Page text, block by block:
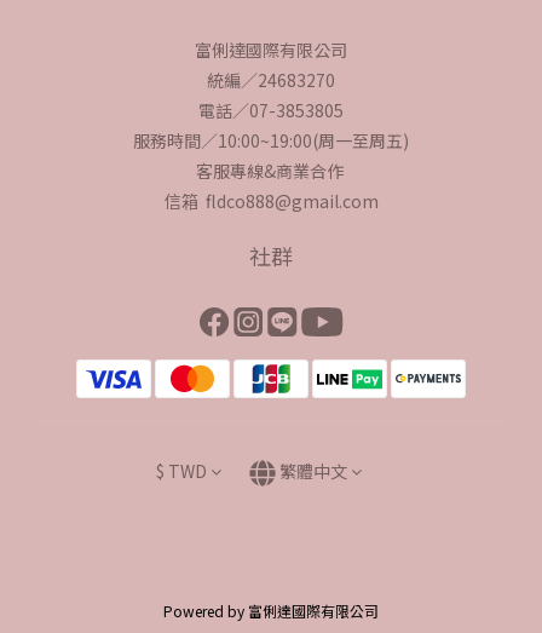
富俐達國際有限公司
統編／24683270
電話／07-3853805
服務時間／10:00~19:00(周一至周五)
客服專線&商業合作
信箱 fldco888@gmail.com
社群
$ TWD 繁體中文
Powered by 富俐達國際有限公司